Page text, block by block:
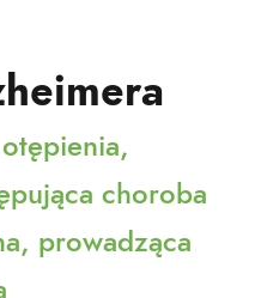
choroba
prowadząca